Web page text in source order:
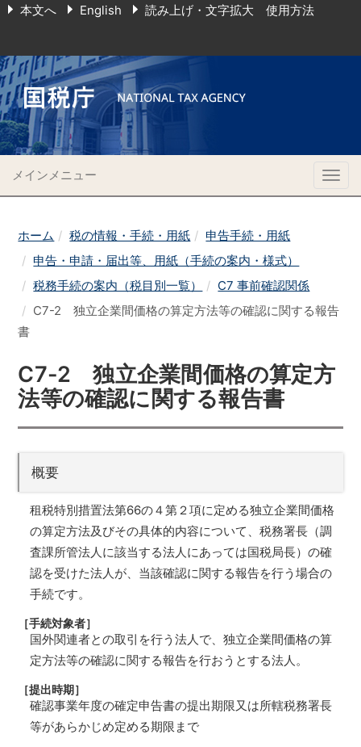
本文へ English 読み上げ・文字拡大 使用方法
メインメニュー
ホーム 税の情報・手続・用紙
申告手続・用紙
申告・申請・届出等、用紙（手続の案内・様式）
税務手続の案内（税目別一覧）
C7 事前確認関係
C7-2 独立企業間価格の算定方法等の確認に関する報告
書
C7-2 独立企業間価格の算定方
法等の確認に関する報告書
概要
租税特別措置法第66の４第２項に定める独立企業間価格
の算定方法及びその具体的内容について、税務署長（調
査課所管法人に該当する法人にあっては国税局長）の確
認を受けた法人が、当該確認に関する報告を行う場合の
手続です。
［手続対象者］
国外関連者との取引を行う法人で、独立企業間価格の算
定方法等の確認に関する報告を行おうとする法人。
［提出時期］
確認事業年度の確定申告書の提出期限又は所轄税務署長
等があらかじめ定める期限まで